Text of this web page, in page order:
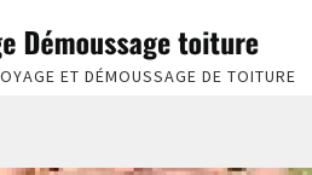
ET DÉMOUSSAGE DE TOITURE